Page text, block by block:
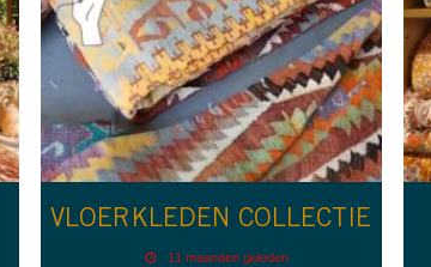
VLOERKLEDEN COLLECTIE
11 maanden geleden